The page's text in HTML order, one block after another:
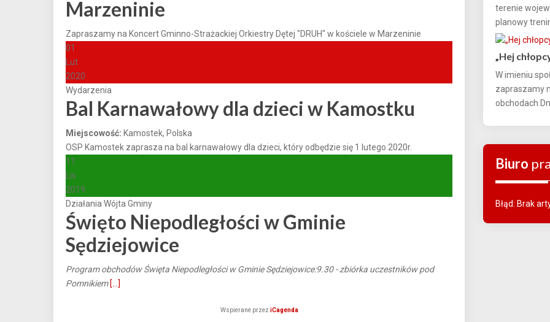
Marzeninie
Zapraszamy na Koncert Gminno-Strażackiej Orkiestry Dętej "DRUH" w kościele w Marzeninie
01
Lut
2020
Wydarzenia
Bal Karnawałowy dla dzieci w Kamostku
Miejscowość: Kamostek, Polska
OSP Kamostek zaprasza na bal karnawałowy dla dzieci, który odbędzie się 1 lutego 2020r.
11
Lis
2019
Działania Wójta Gminy
Święto Niepodległości w Gminie
Sędziejowice
Program obchodów Święta Niepodległości w Gminie Sędziejowice:9.30 - zbiórka uczestników pod
Pomnikiem [...]
Wspierane przez iCagenda
terenie
planowy
„Hej
W imieniu
zapraszamy
obchodach
Biuro
Błąd: Brak